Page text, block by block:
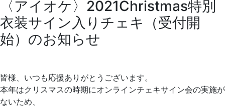
〈アイオケ〉2021Christmas特別
衣装サイン入りチェキ（受付開
始）のお知らせ
皆様、いつも応援ありがとうございます。
本年はクリスマスの時期にオンラインチェキサイン会の実施が
ないため、